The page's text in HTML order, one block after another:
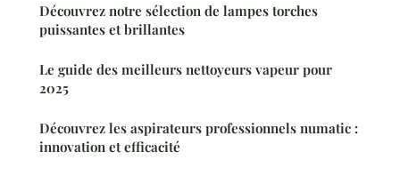
Découvrez notre sélection de lampes torches
puissantes et brillantes
Le guide des meilleurs nettoyeurs vapeur pour
2025
Découvrez les aspirateurs professionnels numatic :
innovation et efficacité